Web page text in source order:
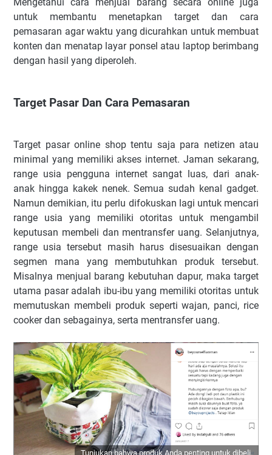
untuk membantu menetapkan target dan cara
pemasaran agar waktu yang dicurahkan untuk membuat
konten dan menatap layar ponsel atau laptop berimbang
dengan hasil yang diperoleh.
Target Pasar Dan Cara Pemasaran
Target pasar online shop tentu saja para netizen atau
minimal yang memiliki akses internet. Jaman sekarang,
range usia pengguna internet sangat luas, dari anak-
anak hingga kakek nenek. Semua sudah kenal gadget.
Namun demikian, itu perlu difokuskan lagi untuk mencari
range usia yang memiliki otoritas untuk mengambil
keputusan membeli dan mentransfer uang. Selanjutnya,
range usia tersebut masih harus disesuaikan dengan
segmen mana yang membutuhkan produk tersebut.
Misalnya menjual barang kebutuhan dapur, maka target
utama pasar adalah ibu-ibu yang memiliki otoritas untuk
memutuskan membeli produk seperti wajan, panci, rice
cooker dan sebagainya, serta mentransfer uang.
Tunjukan bahwa produk Anda penting untuk dibeli.